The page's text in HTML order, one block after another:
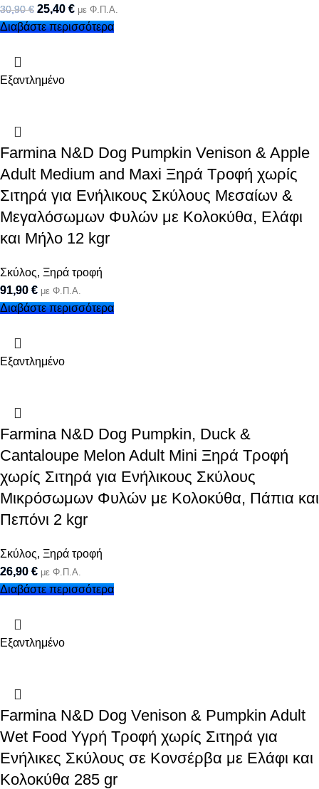
30,90€ 25,40 € με Φ.Π.Α.
Διαβάστε περισσότερα
Εξαντλημένο
Farmina N&D Dog Pumpkin Venison & Apple
Adult Medium and Maxi Ξηρά Τροφή χωρίς
Σιτηρά για Ενήλικους Σκύλους Μεσαίων &
Μεγαλόσωμων Φυλών με Κολοκύθα, Ελάφι
και Μήλο 12 kgr
Σκύλος, Ξηρά τροφή
91,90 € με Φ.Π.Α.
Διαβάστε περισσότερα
Εξαντλημένο
Farmina N&D Dog Pumpkin, Duck &
Cantaloupe Melon Adult Mini Ξηρά Τροφή
χωρίς Σιτηρά για Ενήλικους Σκύλους
Μικρόσωμων Φυλών με Κολοκύθα, Πάπια και
Πεπόνι 2 kgr
Σκύλος, Ξηρά τροφή
26,90 € με Φ.Π.Α.
Διαβάστε περισσότερα
Εξαντλημένο
Farmina N&D Dog Venison & Pumpkin Adult
Wet Food Υγρή Τροφή χωρίς Σιτηρά για
Ενήλικες Σκύλους σε Κονσέρβα με Ελάφι και
Κολοκύθα 285 gr